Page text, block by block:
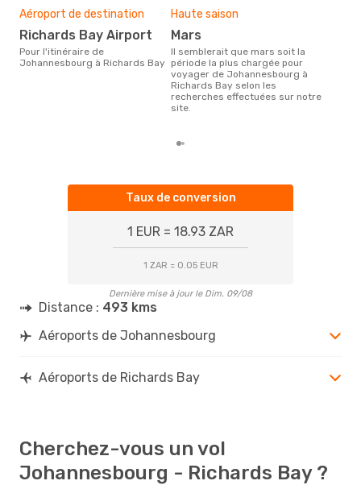
Aéroport de destination
Richards Bay Airport
Pour l'itinéraire de
Johannesbourg à Richards Bay
Haute saison
mars
Il semblerait que mars soit la
période la plus chargée pour
voyager de Johannesbourg à
Richards Bay selon les
recherches effectuées sur notre
site.
Taux de conversion
1 EUR = 18.93 ZAR
1 ZAR = 0.05 EUR
Dernière mise à jour le Dim. 09/08
Distance : 493 kms
Aéroports de Johannesbourg
Aéroports de Richards Bay
Cherchez-vous un vol
Johannesbourg - Richards Bay ?